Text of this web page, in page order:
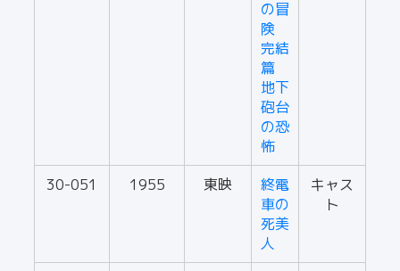
の冒
険
完結
篇
地下
砲台
の恐
怖
30-051 1955 東映
終電
車の
死美
人
キャス
ト